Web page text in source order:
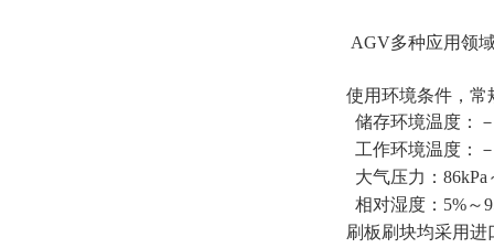
AGV多种应用领
使用环境条件，常
储存环境温度：
工作环境温度：
大气压力：86kPa
相对湿度：5%～
刷板刷块均采用进